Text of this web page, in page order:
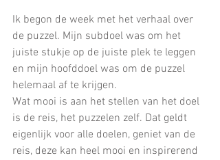
Ik begon de week met het verhaal over
de puzzel. Mijn subdoel was om het
juiste stukje op de juiste plek te leggen
en mijn hoofddoel was om de puzzel
helemaal af te krijgen.
Wat mooi is aan het stellen van het doel
is de reis, het puzzelen zelf. Dat geldt
eigenlijk voor alle doelen, geniet van de
reis, deze kan heel mooi en inspirerend